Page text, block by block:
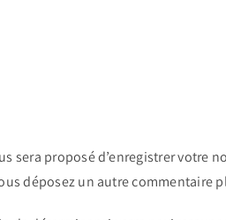
proposé d’enregistrer votre
déposez un autre commentaire